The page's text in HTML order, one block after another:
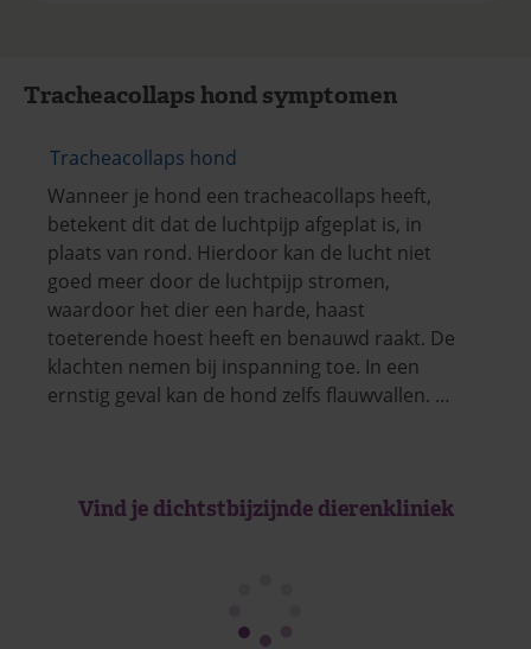
Tracheacollaps hond symptomen
Tracheacollaps hond
Wanneer je hond een tracheacollaps heeft,
betekent dit dat de luchtpijp afgeplat is, in
plaats van rond. Hierdoor kan de lucht niet
goed meer door de luchtpijp stromen,
waardoor het dier een harde, haast
toeterende hoest heeft en benauwd raakt. De
klachten nemen bij inspanning toe. In een
ernstig geval kan de hond zelfs flauwvallen. …
Vind je dichtstbijzijnde dierenkliniek